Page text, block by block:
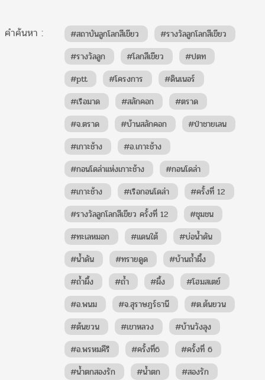
คำค้นหา : #สถาบันลูกโลกสีเขียว
#รางวัลลูกโลกสีเขียว
#รางวัลลูก
#โลกสีเขียว
#ปตท
#ptt
#โครงการ
#ดินเนอร์
#เรือมาด
#สลักคอก
#ตราด
#จ.ตราด
#บ้านสลักคอก
#ป่าชายเลน
#เกาะช้าง
#อ.เกาะช้าง
#กอนโดล่าแห่งเกาะช้าง
#กอนโดล่า
#เกาะช้าง
#เรือกอนโดล่า
#ครั้งที่ 12
#รางวัลลูกโลกสีเขียว ครั้งที่ 12
#ชุมชน
#ทะเลหมอก
#แดนใต้
#บ่อน้ำดัน
#น้ำดัน
#ทรายดูด
#บ้านถ้ำผึ้ง
#ถ้ำผึ้ง
#ถ้ำ #ผึ้ง
#โฮมสเตย์
#อ.พนม
#จ.สุราษฎร์ธานี
#ต.ต้นยวน
#ต้นยวน
#เขาหลวง
#บ้านวังลุง
#อ.พรหมคีรี
#ครั้งที่6
#ครั้งที่ 6
#น้ำตกสองรัก
#น้ำตก
#สองรัก